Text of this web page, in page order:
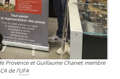
Provence et Guillaume Charvet membre
de l’UFA